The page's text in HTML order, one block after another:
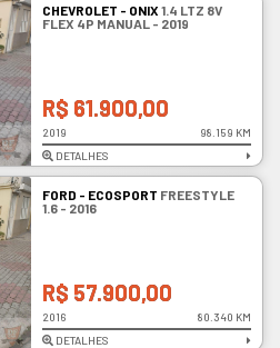
CHEVROLET - ONIX 1.4 LTZ 8V
FLEX 4P MANUAL - 2019
R$ 61.900,00
2019
98.159 KM
DETALHES
FORD - ECOSPORT FREESTYLE
1.6 - 2016
R$ 57.900,00
2016
80.340 KM
DETALHES